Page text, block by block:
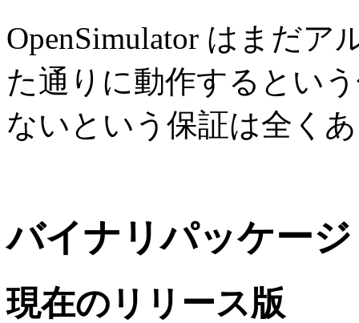
OpenSimulator はまだ
た通りに動作するとい
ないという保証は全く
バイナリパッケージ
現在のリリース版